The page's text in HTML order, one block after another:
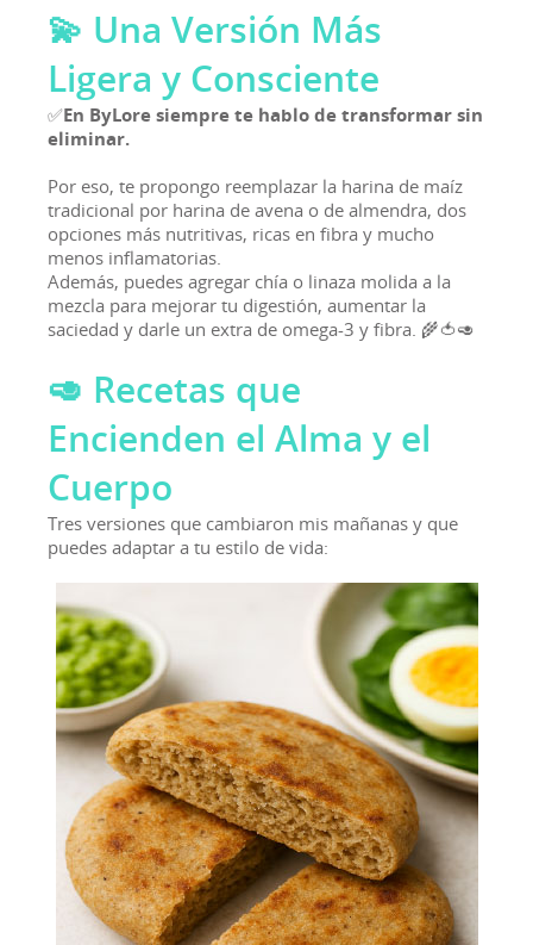
💫 Una Versión Más
Ligera y Consciente
✅En ByLore siempre te hablo de transformar sin
eliminar.
Por eso, te propongo reemplazar la harina de maíz
tradicional por harina de avena o de almendra, dos
opciones más nutritivas, ricas en fibra y mucho
menos inflamatorias.
Además, puedes agregar chía o linaza molida a la
mezcla para mejorar tu digestión, aumentar la
saciedad y darle un extra de omega-3 y fibra. 🌾🍅🥑
🥑 Recetas que
Encienden el Alma y el
Cuerpo
Tres versiones que cambiaron mis mañanas y que
puedes adaptar a tu estilo de vida: